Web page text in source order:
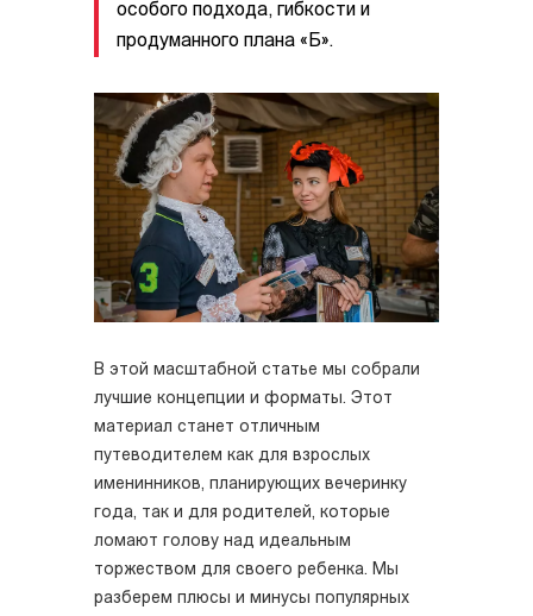
особого подхода, гибкости и
продуманного плана «Б».
В этой масштабной статье мы собрали
лучшие концепции и форматы. Этот
материал станет отличным
путеводителем как для взрослых
именинников, планирующих вечеринку
года, так и для родителей, которые
ломают голову над идеальным
торжеством для своего ребенка. Мы
разберем плюсы и минусы популярных